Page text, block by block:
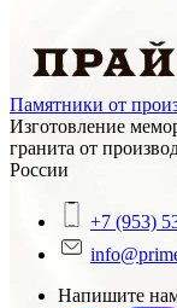
Памятники от
Изготовление
гранита от
России
+7 (953)
Напишите